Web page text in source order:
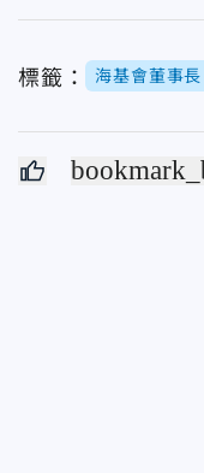
標籤： 海基會董事長